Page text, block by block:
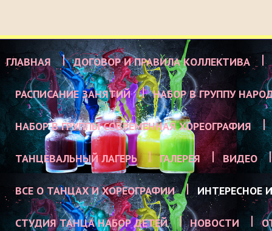
ГЛАВНАЯ ДОГОВОР И ПРАВИЛА КОЛЛЕКТИВА
РАСПИСАНИЕ ЗАНЯТИЙ НАБОР В ГРУППУ
НАБОР В ГРУППЫ СОВРЕМЕННАЯ ХОРЕОГРАФИЯ
ТАНЦЕВАЛЬНЫЙ ЛАГЕРЬ ГАЛЕРЕЯ ВИДЕО
ВСЕ О ТАНЦАХ И ХОРЕОГРАФИИ ИНТЕРЕСНОЕ
СТУДИЯ ТАНЦА НАБОР ДЕТЕЙ НОВОСТИ